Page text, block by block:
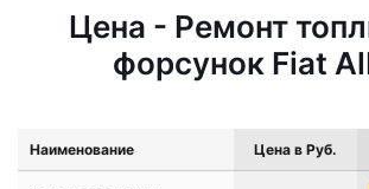
Цена - Ремонт
форсунок Fiat
Наименование Цена в Руб.